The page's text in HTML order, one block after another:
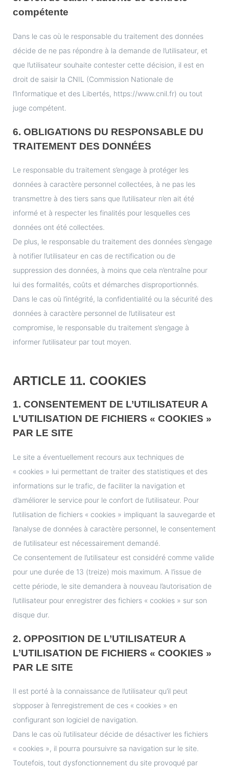
compétente
Dans le cas où le responsable du traitement des données
décide de ne pas répondre à la demande de l’utilisateur, et
que l’utilisateur souhaite contester cette décision, il est en
droit de saisir la CNIL (Commission Nationale de
l’Informatique et des Libertés, https://www.cnil.fr) ou tout
juge compétent.
6. OBLIGATIONS DU RESPONSABLE DU
TRAITEMENT DES DONNÉES
Le responsable du traitement s’engage à protéger les
données à caractère personnel collectées, à ne pas les
transmettre à des tiers sans que l’utilisateur n’en ait été
informé et à respecter les finalités pour lesquelles ces
données ont été collectées.
De plus, le responsable du traitement des données s’engage
à notifier l’utilisateur en cas de rectification ou de
suppression des données, à moins que cela n’entraîne pour
lui des formalités, coûts et démarches disproportionnés.
Dans le cas où l’intégrité, la confidentialité ou la sécurité des
données à caractère personnel de l’utilisateur est
compromise, le responsable du traitement s’engage à
informer l’utilisateur par tout moyen.
ARTICLE 11. COOKIES
1. CONSENTEMENT DE L’UTILISATEUR A
L’UTILISATION DE FICHIERS « COOKIES »
PAR LE SITE
Le site a éventuellement recours aux techniques de
« cookies » lui permettant de traiter des statistiques et des
informations sur le trafic, de faciliter la navigation et
d’améliorer le service pour le confort de l’utilisateur. Pour
l’utilisation de fichiers « cookies » impliquant la sauvegarde et
l’analyse de données à caractère personnel, le consentement
de l’utilisateur est nécessairement demandé.
Ce consentement de l’utilisateur est considéré comme valide
pour une durée de 13 (treize) mois maximum. A l’issue de
cette période, le site demandera à nouveau l’autorisation de
l’utilisateur pour enregistrer des fichiers « cookies » sur son
disque dur.
2. OPPOSITION DE L’UTILISATEUR A
L’UTILISATION DE FICHIERS « COOKIES »
PAR LE SITE
Il est porté à la connaissance de l’utilisateur qu’il peut
s’opposer à l’enregistrement de ces « cookies » en
configurant son logiciel de navigation.
Dans le cas où l’utilisateur décide de désactiver les fichiers
« cookies », il pourra poursuivre sa navigation sur le site.
Toutefois, tout dysfonctionnement du site provoqué par